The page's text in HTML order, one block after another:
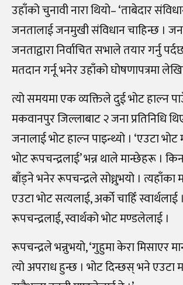
उहाँको चुनावी नारा थियो– ‘ताबेदार
जनतालाई जनमुखी संविधान चाहिन्छ ।
जनताद्वारा निर्वाचित सभाले तयार गर्नु
मतदान गर्नू भनेर उहाँको घोषणापत्रमा
त्यो समयमा एक व्यक्तिले दुई भोट हाल्न
मकवानपुर जिल्लाबाट २ जना प्रतिनिधि
जनालाई भोट हाल्न पाइन्थ्यो । ‘एउटा
भोट रूपचन्द्रलाई’ भन्न थाले मान्छेहरू ।
बाँड्ने भनेर रूपचन्द्रले सोध्नुभयो ।
एउटा भोट सत्यलाई, अर्को चाहिँ
रूपचन्द्रलाई, स्वार्थको भोट मण्डलेलाई ।
रूपचन्द्रले भन्नुभयो, ‘गुहुमा केरा मिसाएर
त्यो अपराध हुन्छ । भोट दिन्छस् भने एउटा